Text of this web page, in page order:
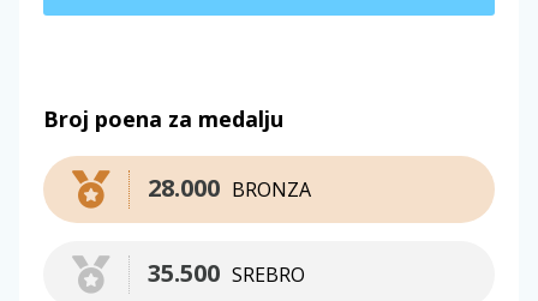
Broj poena za medalju
BRONZA
28.000
SREBRO
35.500